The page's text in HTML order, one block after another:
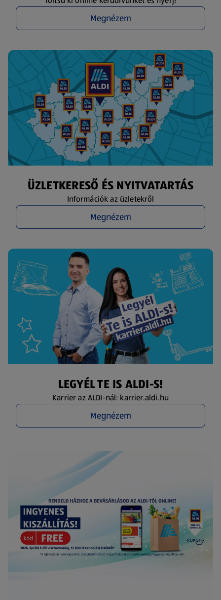
Megnézem
ÜZLETKERESŐ ÉS NYITVATARTÁS
Információk az üzletekről
Megnézem
LEGYÉL TE IS ALDI-S!
Karrier az ALDI-nál: karrier.aldi.hu
Megnézem